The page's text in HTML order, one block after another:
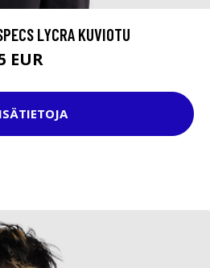
LYCRA KUVIOTU
EUR